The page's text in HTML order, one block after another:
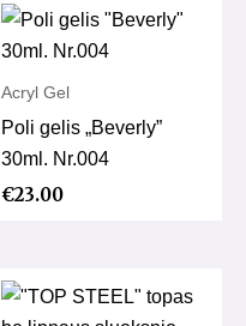
Acryl Gel
Poli gelis „Beverly”
30ml. Nr.004
€23.00